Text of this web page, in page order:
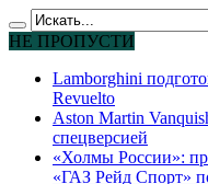
НЕ ПРОПУСТИ
Lamborghini
Revuelto
Aston Martin
спецверсией
«Холмы России»:
«ГАЗ Рейд Спорт»